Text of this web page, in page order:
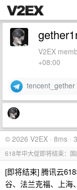
V2EX
+08:00
tencent_gether
© 2026 V2EX · 8ms ·
618年中大促即将结束：
[即将结束] 腾讯云
谷、法兰克福、上海